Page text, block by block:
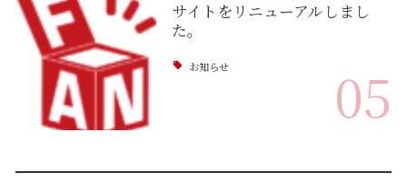
サイトをリニューアルしまし
た。
お知らせ 05